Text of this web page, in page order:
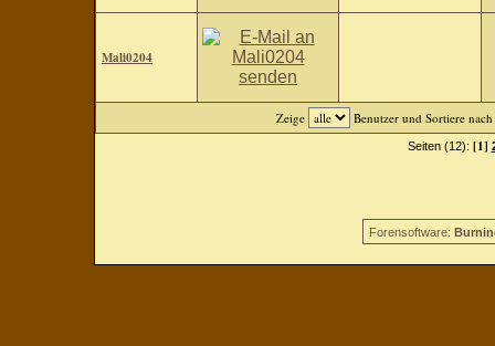
Mali0204
Zeige Benutzer und Sortiere nach
Seiten (12): [1]
Forensoftware: